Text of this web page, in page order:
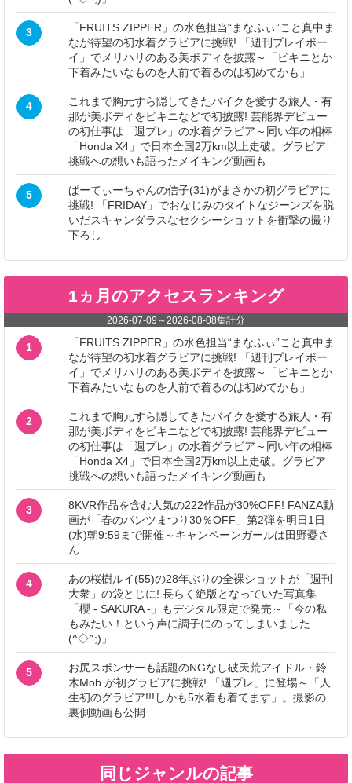
3
「FRUITS ZIPPER」の水色担当“まなふぃ”こと真中ま
なが待望の初水着グラビアに挑戦! 「週刊プレイボー
イ」でメリハリのある美ボディを披露～「ビキニとか
下着みたいなものを人前で着るのは初めてかも」
4
これまで胸元すら隠してきたバイクを愛する旅人・有
那が美ボディをビキニなどで初披露! 芸能界デビュー
の初仕事は「週プレ」の水着グラビア～同い年の相棒
「Honda X4」で日本全国2万km以上走破。グラビア
挑戦への想いも語ったメイキング動画も
5
ぱーてぃーちゃんの信子(31)がまさかの初グラビアに
挑戦! 「FRIDAY」でおなじみのタイトなジーンズを脱
いだスキャンダラスなセクシーショットを衝撃の撮り
下ろし
1ヵ月のアクセスランキング
2026-07-09 ～2026-08-08集計分
1
「FRUITS ZIPPER」の水色担当“まなふぃ”こと真中ま
なが待望の初水着グラビアに挑戦! 「週刊プレイボー
イ」でメリハリのある美ボディを披露～「ビキニとか
下着みたいなものを人前で着るのは初めてかも」
2
これまで胸元すら隠してきたバイクを愛する旅人・有
那が美ボディをビキニなどで初披露! 芸能界デビュー
の初仕事は「週プレ」の水着グラビア～同い年の相棒
「Honda X4」で日本全国2万km以上走破。グラビア
挑戦への想いも語ったメイキング動画も
3
8KVR作品を含む人気の222作品が30%OFF! FANZA動
画が「春のパンツまつり30％OFF」第2弾を明日1日
(水)朝9:59まで開催～キャンペーンガールは田野憂さ
ん
4
あの桜樹ルイ(55)の28年ぶりの全裸ショットが「週刊
大衆」の袋とじに! 長らく絶版となっていた写真集
「櫻 - SAKURA -」もデジタル限定で発売～「今の私
もみたい！という声に調子にのってしまいました
(^◇^;)」
5
お尻スポンサーも話題のNGなし破天荒アイドル・鈴
木Mob.が初グラビアに挑戦! 「週プレ」に登場～「人
生初のグラビア!!!しかも5水着も着てます」。撮影の
裏側動画も公開
同じジャンルの記事